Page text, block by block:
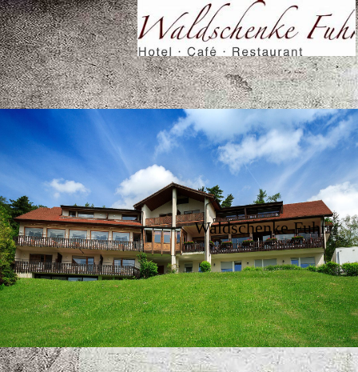
Waldschenke Fuhr